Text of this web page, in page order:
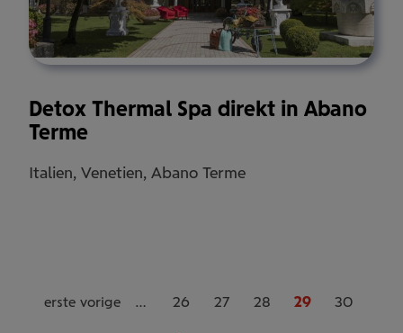
Detox Thermal Spa direkt in Abano
Terme
Italien, Venetien, Abano Terme
erste vorige … 26 27 28 29 30